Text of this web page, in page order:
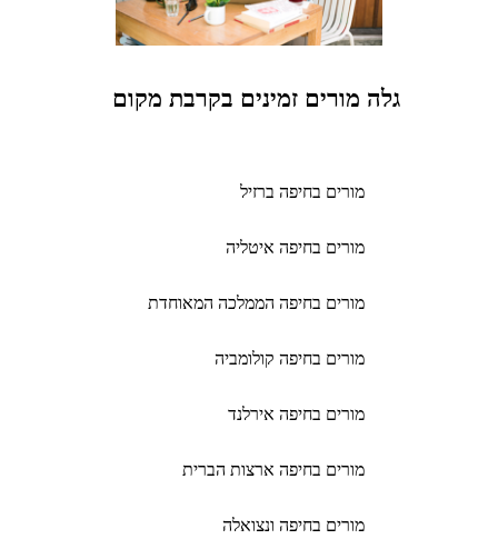
גלה מורים זמינים בקרבת מקום
מורים בחיפה ברזיל
מורים בחיפה איטליה
מורים בחיפה הממלכה המאוחדת
מורים בחיפה קולומביה
מורים בחיפה אירלנד
מורים בחיפה ארצות הברית
מורים בחיפה ונצואלה